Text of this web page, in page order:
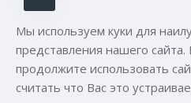
Мы используем куки для
представления нашего сайта.
продолжите использовать
считать что Вас это